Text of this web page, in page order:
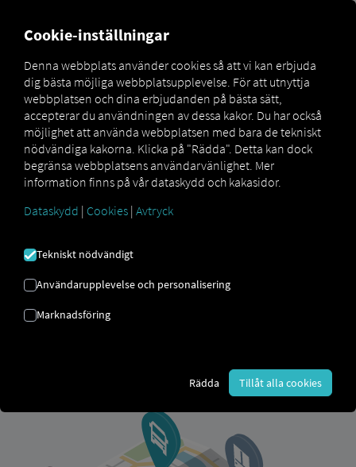
TELEMATIK FÖR
HELA DIN FLOTTA
Alla fordon, data och processer –
från alla tillverkare – på en
plattform.
RIO erbjuder en telematikplattformsom kan mer:
Den kombinerar spårning, underhåll, säkerhet
ochplaneringi ett system –
eller fordonstyp.
ochstyr
– från dataintegration till mobilapp.
Cookie-inställningar
Denna webbplats använder cookies så att vi kan erbjuda
dig bästa möjliga webbplatsupplevelse. För att utnyttja
webbplatsen och dina erbjudanden på bästa sätt,
accepterar du användningen av dessa kakor. Du har också
möjlighet att använda webbplatsen med bara de tekniskt
nödvändiga kakorna. Klicka på "Rädda". Detta kan dock
begränsa webbplatsens användarvänlighet. Mer
information finns på vår dataskydd och kakasidor.
Dataskydd | Cookies | Avtryck
Tekniskt nödvändigt
Användarupplevelse och personalisering
Marknadsföring
Rädda Tillåt alla cookies